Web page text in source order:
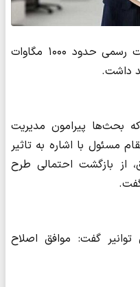
مدیرعامل توانیر گفت: تغییر ساعت رسمی حدود ۱۰۰۰ مگاوات
داشت.
بحث‌ها پیرامون مدیریت
مسئول با اشاره به تاثیر
از بازگشت احتمالی طرح
گفت: موافق اصلاح